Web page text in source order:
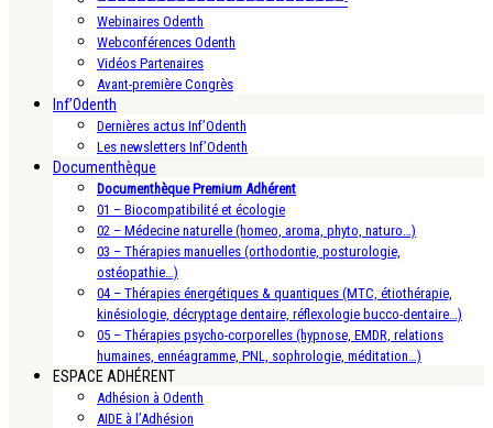
Webinaires Odenth
Webconférences Odenth
Vidéos Partenaires
Avant-première Congrès
Inf’Odenth
Dernières actus Inf’Odenth
Les newsletters Inf’Odenth
Documenthèque
Documenthèque Premium Adhérent
01 – Biocompatibilité et écologie
02 – Médecine naturelle (homeo, aroma, phyto, naturo…)
03 – Thérapies manuelles (orthodontie, posturologie,
ostéopathie…)
04 – Thérapies énergétiques & quantiques (MTC, étiothérapie,
kinésiologie, décryptage dentaire, réflexologie bucco-dentaire…)
05 – Thérapies psycho-corporelles (hypnose, EMDR, relations
humaines, ennéagramme, PNL, sophrologie, méditation…)
ESPACE ADHÉRENT
Adhésion à Odenth
AIDE à l’Adhésion